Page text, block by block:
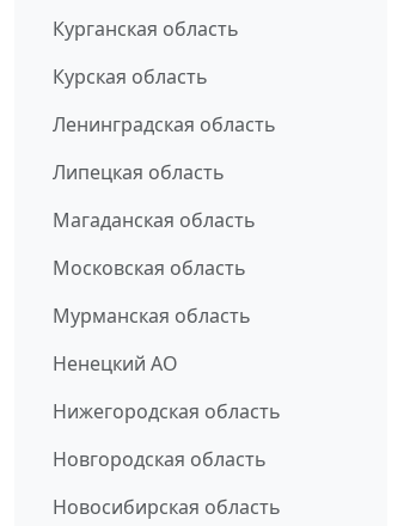
Курганская область
Курская область
Ленинградская область
Липецкая область
Магаданская область
Московская область
Мурманская область
Ненецкий АО
Нижегородская область
Новгородская область
Новосибирская область